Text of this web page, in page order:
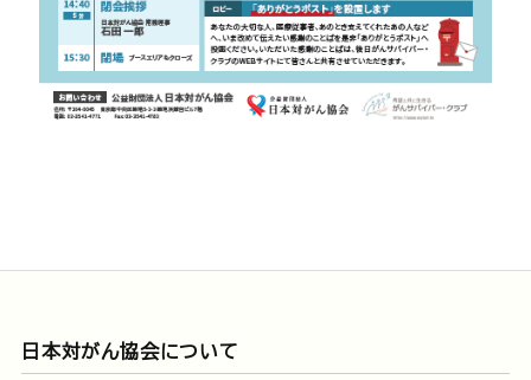
日本対がん協会について